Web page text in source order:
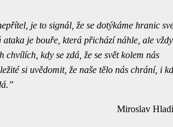
je to signál, že se dotýkáme hranic
ataka je bouře, která přichází náhle, ale vždy
chvílích, kdy se zdá, že se svět kolem nás
si uvědomit, že naše tělo nás chrání, i
Miroslav